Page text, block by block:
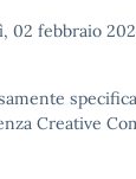
02 febbraio
Creative